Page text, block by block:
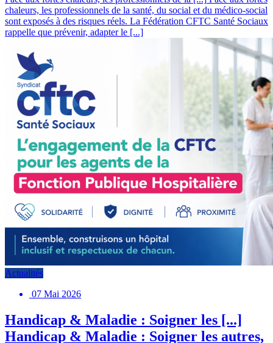
chaleurs, les professionnels de la santé, du social et du médico-social
sont exposés à des risques réels. La Fédération CFTC Santé Sociaux
rappelle que prévenir, adapter le [...]
Actualités
07 Mai 2026
Handicap & Maladie : Soigner les [...]
Handicap & Maladie : Soigner les autres,